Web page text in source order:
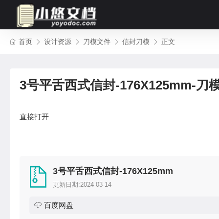
首页 设计资源 刀模文件 信封刀模 正文
3号平舌西式信封-176X125mm-刀
直接打开
3号平舌西式信封-176X125mm
更新日期:2024-03-14
百度网盘